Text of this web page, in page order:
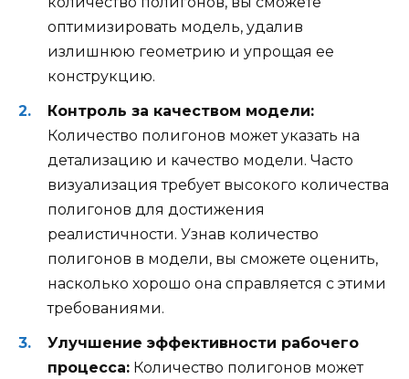
оптимизировать модель, удалив
излишнюю геометрию и упрощая ее
конструкцию.
Контроль за качеством модели:
Количество полигонов может указать на
детализацию и качество модели. Часто
визуализация требует высокого количества
полигонов для достижения
реалистичности. Узнав количество
полигонов в модели, вы сможете оценить,
насколько хорошо она справляется с этими
требованиями.
Улучшение эффективности рабочего
процесса: Количество полигонов может